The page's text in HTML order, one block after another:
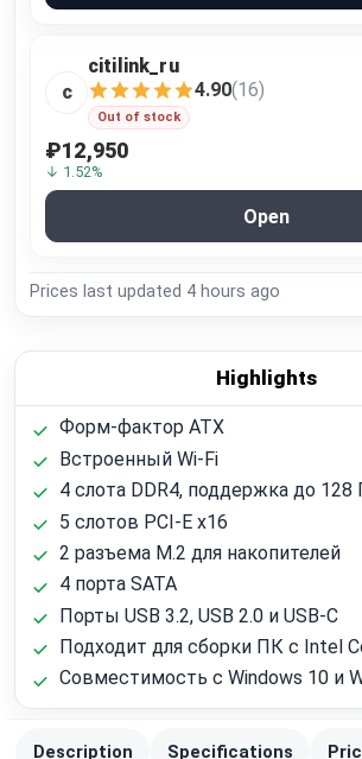
c
citilink_ru
4.90(16)
Out of stock
₽12,950
↓ 1.52%
Open
Prices last updated 4 hours ago
Highlights
Форм-фактор ATX
Встроенный Wi‑Fi
4 слота DDR4, поддержка до 128
5 слотов PCI-E x16
2 разъема M.2 для накопителей
4 порта SATA
Порты USB 3.2, USB 2.0 и USB-C
Подходит для сборки ПК с Intel
Совместимость с Windows 10 и
Description Specifications